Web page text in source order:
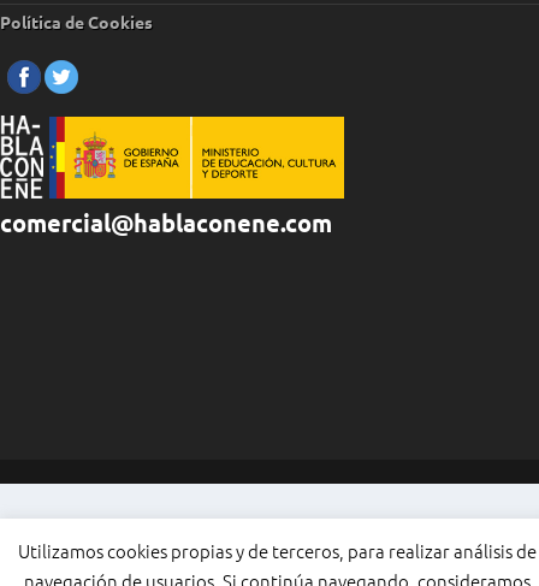
Política de Cookies
comercial@hablaconene.com
Utilizamos cookies propias y de terceros, para realizar análisis de